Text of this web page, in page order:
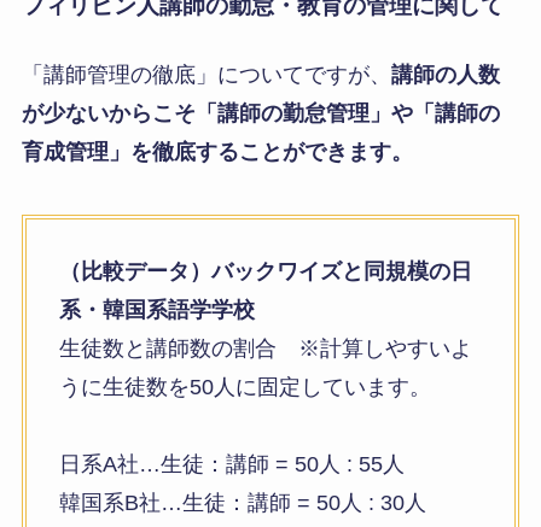
フィリピン人講師の勤怠・教育の管理に関して
「講師管理の徹底」についてですが、 講師の人数
が少ないからこそ「講師の勤怠管理」や「講師の
育成管理」を徹底することができます。
（比較データ）バックワイズと同規模の日
系・韓国系語学学校
生徒数と講師数の割合 ※計算しやすいよ
うに生徒数を50人に固定しています。
日系A社…生徒：講師 = 50人 : 55人
韓国系B社…生徒：講師 = 50人 : 30人